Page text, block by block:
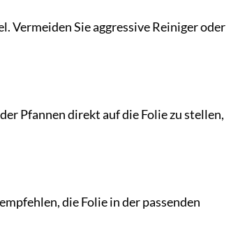
Vermeiden Sie aggressive Reiniger oder
Pfannen direkt auf die Folie zu stellen,
die Folie in der passenden